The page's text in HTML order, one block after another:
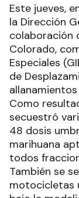
Este jueves,
la Dirección
colaboración
Colorado,
Especiales
de
Como
secuestró
48 dosis
marihuana
todos
También se
motocicletas